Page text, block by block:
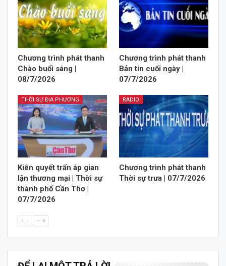
Chương trình phát thanh
Chào buổi sáng |
08/7/2026
Chương trình phát thanh
Bản tin cuối ngày |
07/7/2026
THỜI SỰ ĐỊA PHƯƠNG
Kiên quyết trấn áp gian
lận thương mại | Thời sự
thành phố Cần Thơ |
07/7/2026
RADIO
Chương trình phát thanh
Thời sự trưa | 07/7/2026
-- --